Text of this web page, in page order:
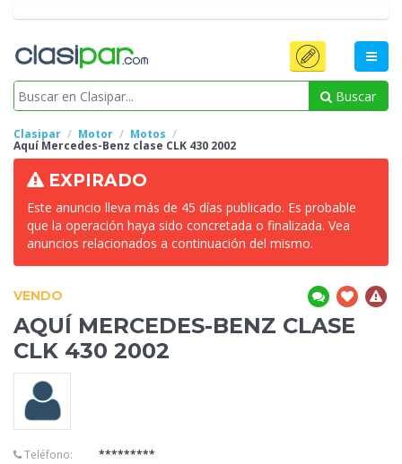
Buscar
Clasipar Motor Motos
Aquí Mercedes-Benz clase CLK 430 2002
EXPIRADO
Este anuncio lleva más de 45 días publicado. Es probable
que la operación haya sido concretada o finalizada. Vea
anuncios relacionados a continuación del mismo.
VENDO
AQUÍ MERCEDES-BENZ CLASE
CLK 430 2002
Teléfono:
*********